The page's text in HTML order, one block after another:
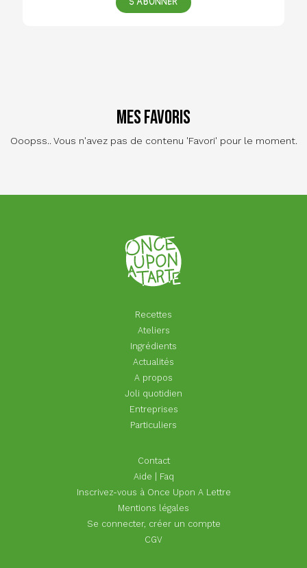
Mes favoris
Ooopss.. Vous n'avez pas de contenu 'Favori' pour le moment.
Recettes
Ateliers
Ingrédients
Actualités
A propos
Joli quotidien
Entreprises
Particuliers
Contact
Aide | Faq
Inscrivez-vous à Once Upon A Lettre
Mentions légales
Se connecter, créer un compte
CGV